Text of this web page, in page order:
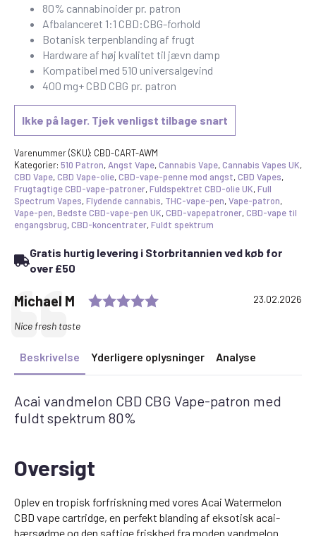
80% cannabinoider pr. patron
Afbalanceret 1:1 CBD:CBG-forhold
Botanisk terpenblanding af frugt
Hardware af høj kvalitet til jævn damp
Kompatibel med 510 universalgevind
400 mg+ CBD CBG pr. patron
Ikke på lager. Tjek venligst tilbage snart
Varenummer (SKU): CBD-CART-AWM
Kategorier: 510 Patron, Angst Vape,Cannabis Vape,Cannabis Vapes UK,
CBD Vape,CBD Vape-olie,CBD-vape-penne mod angst,CBD Vapes,
Frugtagtige CBD-vape-patroner,Fuldspektret CBD-olie UK,Full
Spectrum Vapes,Flydende cannabis, THC-vape-pen,Vape-patron,
Vape-pen,Bedste CBD-vape-pen UK,CBD-vapepatroner,CBD-vape til
engangsbrug,CBD-koncentrater,Fuldt spektrum
Gratis hurtig levering i Storbritannien ved køb for
over £50
Testimonial
Author:
Michael M Rating: 5.0 out of 5 stars
Date:
23.02.2026
Text:
Nice fresh taste
Beskrivelse Yderligere oplysninger Analyse
Acai vandmelon CBD CBG Vape-patron med
fuldt spektrum 80%
Oversigt
Oplev en tropisk forfriskning med vores Acai Watermelon
CBD vape cartridge, en perfekt blanding af eksotisk acai-
bærsødme og den saftige friskhed fra moden vandmelon.